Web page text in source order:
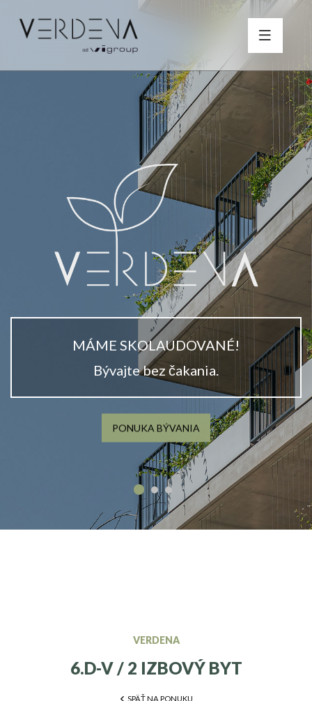
MÁME SKOLAUDOVANÉ!
Bývajte bez čakania.
PONUKA BÝVANIA
VERDENA
6.D-V / 2 IZBOVÝ BYT
SPÄŤ NA PONUKU